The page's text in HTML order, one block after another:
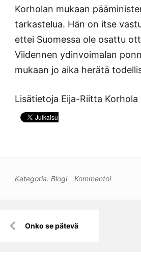
Korholan mukaan
tarkastelua. Hän on itse
ettei Suomessa ole osattu
Viidennen ydinvoimalan
mukaan jo aika herätä
Lisätietoja Eija-Riitta
Kategoria: Blogi Kommentoi
selausOnko se pätevä